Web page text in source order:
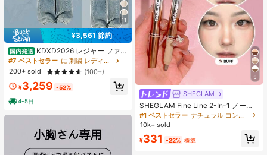
11
¥3,561 節約
国内発送 KDXD2026 レジャー ファッ
ション ロングサイズ 夏服 女性 ワイ
ルドスタイル ボア付きトップス ワイ
ルドスタイル ロングスカート 3点セ
ット UVカット 軽量 通気性 袖付き
ヒップカバー効果 通気性抜群 サイズ
豊富
#7 ベストセラー
に 刺繍 レディースコーデ
200+ sold
(100+)
¥3,259 -52%
4-5日
5
SHEGLAM
SHEGLAM Fine Line 2-In-1 ノーズ
コンター&ハイライトペン-Buff ノー
ズシャドウ シェーディング 女性と女
の子のためのブランドビューティー
コスメメイクアップ
#1 ベストセラー
ナチュラル コントゥア＆ブロンザー
10k+ sold
¥331 -22% 概算